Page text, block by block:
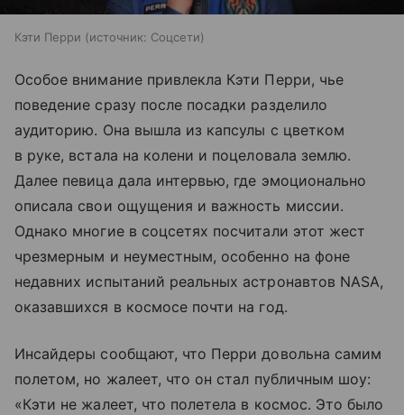
Кэти Перри источник: Соцсети
Особое внимание привлекла Кэти Перри, чье
поведение сразу после посадки разделило
аудиторию. Она вышла из капсулы с цветком
в руке, встала на колени и поцеловала землю.
Далее певица дала интервью, где эмоционально
описала свои ощущения и важность миссии.
Однако многие в соцсетях посчитали этот жест
чрезмерным и неуместным, особенно на фоне
недавних испытаний реальных астронавтов NASA,
оказавшихся в космосе почти на год.
Инсайдеры сообщают, что Перри довольна самим
полетом, но жалеет, что он стал публичным шоу:
«Кэти не жалеет, что полетела в космос. Это было